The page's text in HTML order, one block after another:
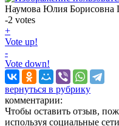
Наумова Юлия Борисовна
-2 votes
+
Vote up!
-
Vote down!
вернуться в рубрику
комментарии:
Чтобы оставить отзыв,
используя социальные